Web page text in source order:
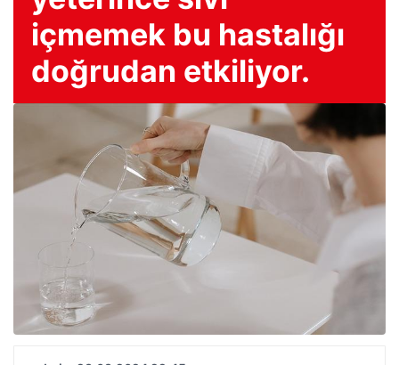
içmemek bu hastalığı
doğrudan etkiliyor.